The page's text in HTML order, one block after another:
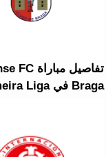
Braga في Primeira Liga والمعلق